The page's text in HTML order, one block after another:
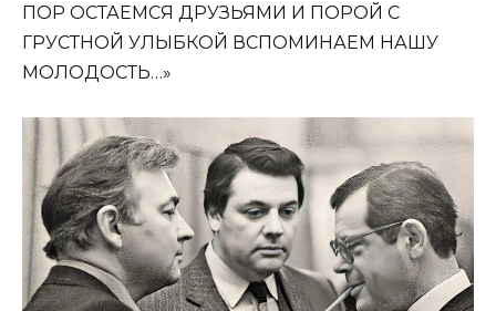
ПОР ОСТАЕМСЯ ДРУЗЬЯМИ И ПОРОЙ С
ГРУСТНОЙ УЛЫБКОЙ ВСПОМИНАЕМ НАШУ
МОЛОДОСТЬ…»